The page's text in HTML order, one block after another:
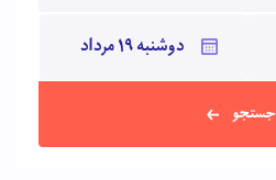
جستجو